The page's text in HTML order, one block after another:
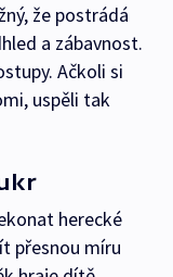
že postrádá
a zábavnost.
Ačkoli si
uspěli tak
herecké
přesnou míru